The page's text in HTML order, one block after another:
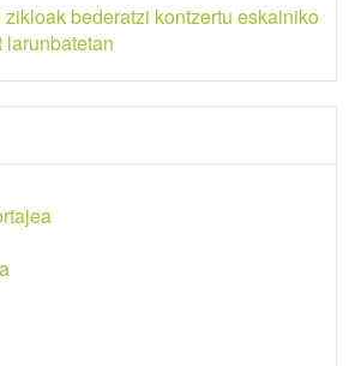
bederatzi kontzertu eskainiko
larunbatetan